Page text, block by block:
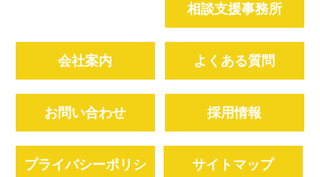
相談支援事務所
会社案内 よくある質問
お問い合わせ 採用情報
プライバシーポリシ
サイトマップ